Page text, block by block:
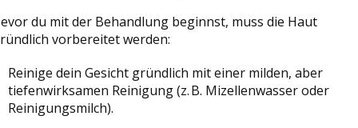
du mit der Behandlung beginnst, muss die Haut
vorbereitet werden:
Reinige dein Gesicht gründlich mit einer milden, aber
tiefenwirksamen Reinigung (z. B. Mizellenwasser oder
Reinigungsmilch).